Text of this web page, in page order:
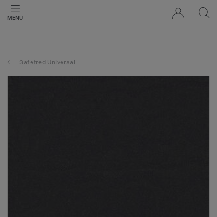
MENU
Safetred Universal